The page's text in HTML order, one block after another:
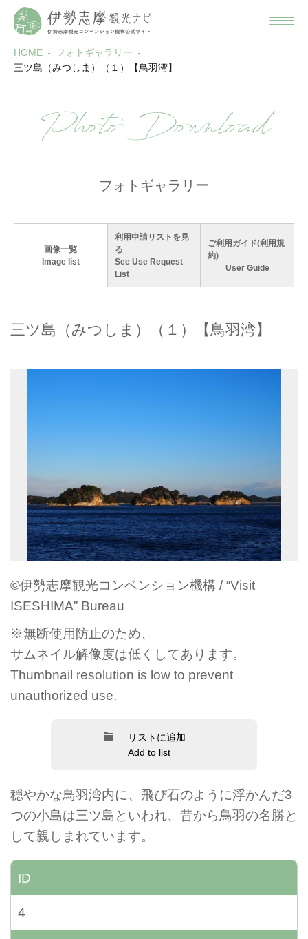
HOME
フォトギャラリー
三ツ島（みつしま）（１）【鳥羽湾】
Photo Download
フォトギャラリー
画像一覧
Image list
利用申請リストを見
る
See Use Request
List
ご利用ガイド(利用規
約)
User Guide
三ツ島（みつしま）（１）【鳥羽湾】
©伊勢志摩観光コンベンション機構 / “Visit
ISESHIMA” Bureau
※無断使用防止のため、
サムネイル解像度は低くしてあります。
Thumbnail resolution is low to prevent
unauthorized use.
リストに追加
Add to list
穏やかな鳥羽湾内に、飛び石のように浮かんだ3
つの小島は三ツ島といわれ、昔から鳥羽の名勝と
して親しまれています。
ID
4